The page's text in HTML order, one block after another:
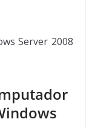
Server 2008